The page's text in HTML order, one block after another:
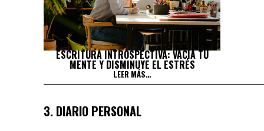
ESCRITURA INTROSPECTIVA: VACÍA TU
MENTE Y DISMINUYE EL ESTRÉS
LEER MÁS…
3. DIARIO PERSONAL